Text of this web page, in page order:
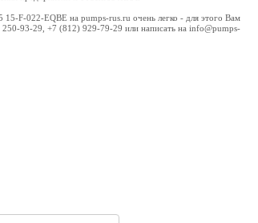
F-022-EQBE на pumps-rus.ru очень легко - для этого Вам
93-29, +7 (812) 929-79-29 или написать на info@pumps-